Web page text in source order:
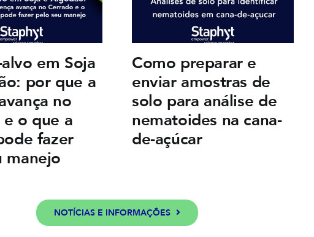
em Soja
por que a
no
o que a
fazer
manejo
Como preparar e
enviar amostras de
solo para análise de
nematoides na cana-
de-açúcar
NOTÍCIAS E INFORMAÇÕES